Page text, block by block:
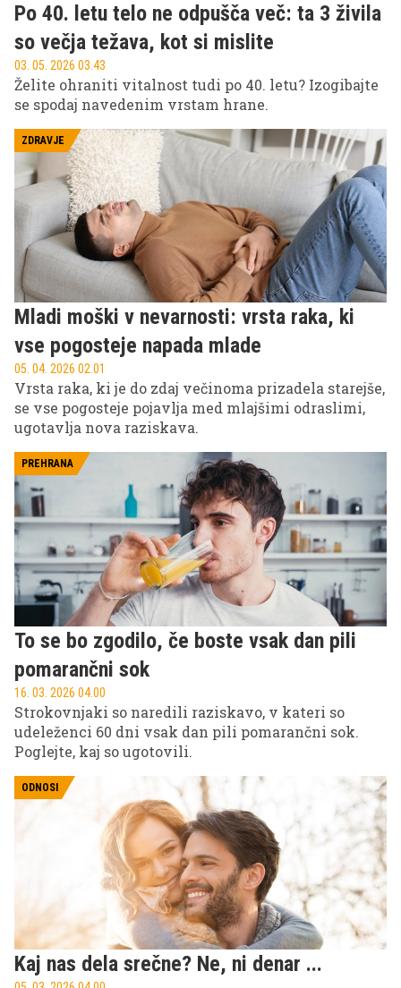
Po 40. letu telo ne odpušča več: ta 3 živila
so večja težava, kot si mislite
03. 05. 2026 03.43
Želite ohraniti vitalnost tudi po 40. letu? Izogibajte
se spodaj navedenim vrstam hrane.
ZDRAVJE
Mladi moški v nevarnosti: vrsta raka, ki
vse pogosteje napada mlade
05. 04. 2026 02.01
Vrsta raka, ki je do zdaj večinoma prizadela starejše,
se vse pogosteje pojavlja med mlajšimi odraslimi,
ugotavlja nova raziskava.
PREHRANA
To se bo zgodilo, če boste vsak dan pili
pomarančni sok
16. 03. 2026 04.00
Strokovnjaki so naredili raziskavo, v kateri so
udeleženci 60 dni vsak dan pili pomarančni sok.
Poglejte, kaj so ugotovili.
ODNOSI
Kaj nas dela srečne? Ne, ni denar ...